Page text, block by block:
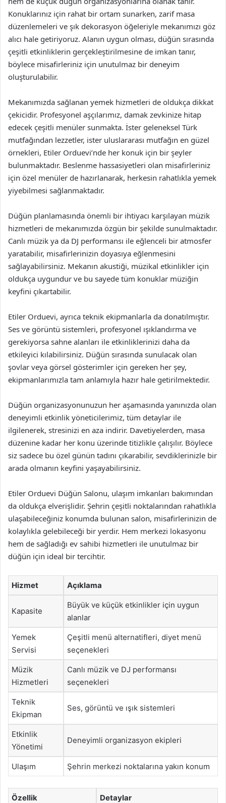
Konuklarınız için rahat bir ortam sunarken, zarif masa
düzenlemeleri ve şık dekorasyon öğeleriyle mekanımızı göz
alıcı hale getiriyoruz. Alanın uygun olması, düğün sırasında
çeşitli etkinliklerin gerçekleştirilmesine de imkan tanır,
böylece misafirleriniz için unutulmaz bir deneyim
oluşturulabilir.
Mekanımızda sağlanan yemek hizmetleri de oldukça dikkat
çekicidir. Profesyonel aşçılarımız, damak zevkinize hitap
edecek çeşitli menüler sunmakta. İster geleneksel Türk
mutfağından lezzetler, ister uluslararası mutfağın en güzel
örnekleri, Etiler Orduevi’nde her konuk için bir şeyler
bulunmaktadır. Beslenme hassasiyetleri olan misafirleriniz
için özel menüler de hazırlanarak, herkesin rahatlıkla yemek
yiyebilmesi sağlanmaktadır.
Düğün planlamasında önemli bir ihtiyacı karşılayan müzik
hizmetleri de mekanımızda özgün bir şekilde sunulmaktadır.
Canlı müzik ya da DJ performansı ile eğlenceli bir atmosfer
yaratabilir, misafirlerinizin doyasıya eğlenmesini
sağlayabilirsiniz. Mekanın akustiği, müzikal etkinlikler için
oldukça uygundur ve bu sayede tüm konuklar müziğin
keyfini çıkartabilir.
Etiler Orduevi, ayrıca teknik ekipmanlarla da donatılmıştır.
Ses ve görüntü sistemleri, profesyonel ışıklandırma ve
gerekiyorsa sahne alanları ile etkinliklerinizi daha da
etkileyici kılabilirsiniz. Düğün sırasında sunulacak olan
şovlar veya görsel gösterimler için gereken her şey,
ekipmanlarımızla tam anlamıyla hazır hale getirilmektedir.
Düğün organizasyonunuzun her aşamasında yanınızda olan
deneyimli etkinlik yöneticilerimiz, tüm detaylar ile
ilgilenerek, stresinizi en aza indirir. Davetiyelerden, masa
düzenine kadar her konu üzerinde titizlikle çalışılır. Böylece
siz sadece bu özel günün tadını çıkarabilir, sevdiklerinizle bir
arada olmanın keyfini yaşayabilirsiniz.
Etiler Orduevi Düğün Salonu, ulaşım imkanları bakımından
da oldukça elverişlidir. Şehrin çeşitli noktalarından rahatlıkla
ulaşabileceğiniz konumda bulunan salon, misafirlerinizin de
kolaylıkla gelebileceği bir yerdir. Hem merkezi lokasyonu
hem de sağladığı ev sahibi hizmetleri ile unutulmaz bir
düğün için ideal bir tercihtir.
Hizmet Açıklama
Kapasite
Büyük ve küçük etkinlikler için uygun
alanlar
Yemek
Servisi
Çeşitli menü alternatifleri, diyet menü
seçenekleri
Müzik
Hizmetleri
Canlı müzik ve DJ performansı
seçenekleri
Teknik
Ekipman
Ses, görüntü ve ışık sistemleri
Etkinlik
Yönetimi
Deneyimli organizasyon ekipleri
Ulaşım Şehrin merkezi noktalarına yakın konum
Özellik Detaylar